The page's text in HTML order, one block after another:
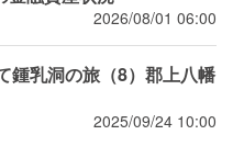
2026/08/01 06:00
鍾乳洞の旅（8）郡上八幡
2025/09/24 10:00